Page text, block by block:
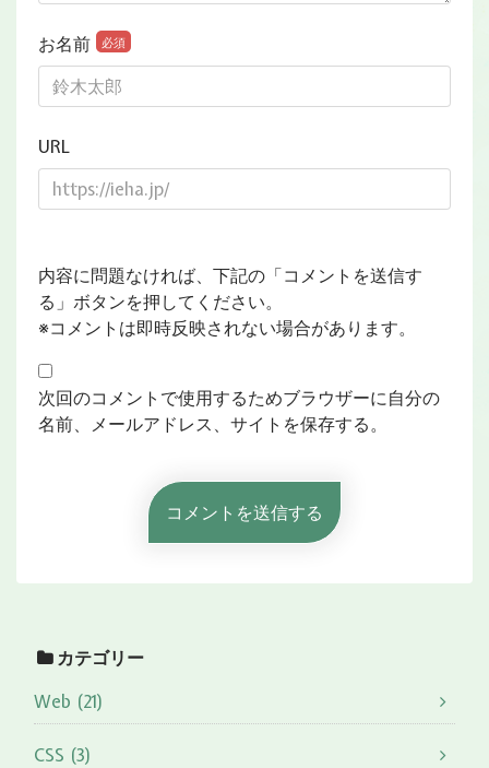
お名前 必須
URL
内容に問題なければ、下記の「コメントを送信す
る」ボタンを押してください。
※コメントは即時反映されない場合があります。
次回のコメントで使用するためブラウザーに自分の
名前、メールアドレス、サイトを保存する。
カテゴリー
Web (21)
CSS (3)